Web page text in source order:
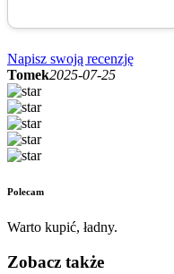
Napisz swoją recenzję
Tomek2025-07-25
Polecam
Warto kupić, ładny.
Zobacz także